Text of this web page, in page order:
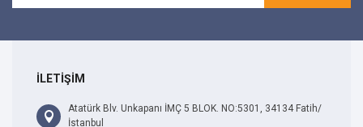
İLETİŞİM
Atatürk Blv. Unkapanı İMÇ 5 BLOK. NO:5301, 34134 Fatih/
İstanbul